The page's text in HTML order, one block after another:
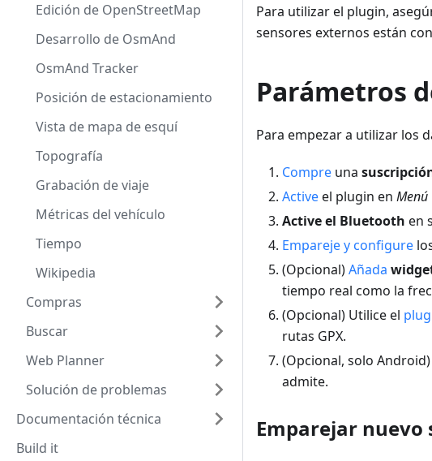
Edición de OpenStreetMap
Desarrollo de OsmAnd
OsmAnd Tracker
Posición de estacionamiento
Vista de mapa de esquí
Topografía
Grabación de viaje
Métricas del vehículo
Tiempo
Wikipedia
Compras
Buscar
Web Planner
Solución de problemas
Documentación técnica
Build it
Para utilizar el plugin,
sensores externos están
Parámetros
Para empezar a utilizar los
Compre una
Activeel plugin en
Active el Bluetooth en
Empareje y configure
(Opcional)Añada
tiempo real como la
(Opcional) Utilice el
rutas GPX.
(Opcional, solo Android)
admite.
Emparejar nuevo